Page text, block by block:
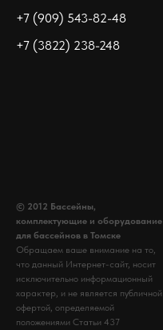
+7 (909) 543-82-48
+7 (3822) 238-248
© 2012 Бассейны,
комплектующие и оборудование
для бассейнов в Томске
Обращаем ваше внимание на то,
что данный Интернет-сайт, носит
исключительно информационный
характер, и не является публичной
офертой, определяемой
положениями Статьи 437